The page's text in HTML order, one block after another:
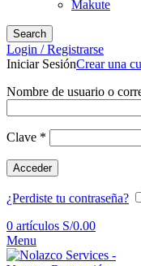
Makute
Search
Login / Registrarse
Iniciar SesiónCrear una
Nombre de usuario o
Clave *
Acceder
¿Perdiste tu contraseña?
0 artículos S/0.00
Menu